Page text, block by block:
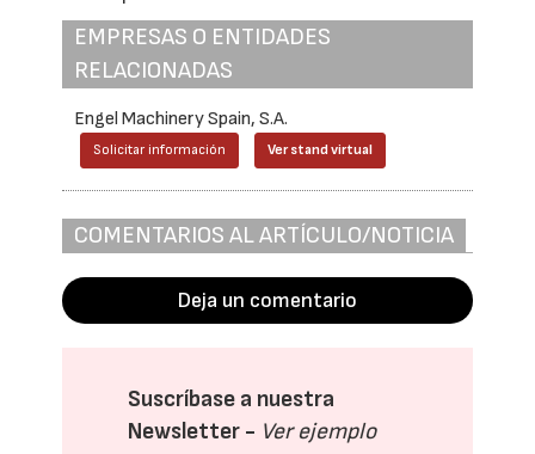
EMPRESAS O ENTIDADES
RELACIONADAS
Engel Machinery Spain, S.A.
Solicitar información Ver stand virtual
COMENTARIOS AL ARTÍCULO/NOTICIA
Deja un comentario
Suscríbase a nuestra
Newsletter - Ver ejemplo